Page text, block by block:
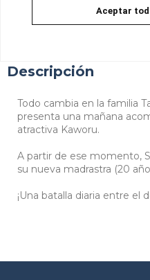
Descripción
Todo cambia en la familia
presenta una mañana
atractiva Kaworu.
A partir de ese momento,
su nueva madrastra (20
¡Una batalla diaria entre el
Aceptar